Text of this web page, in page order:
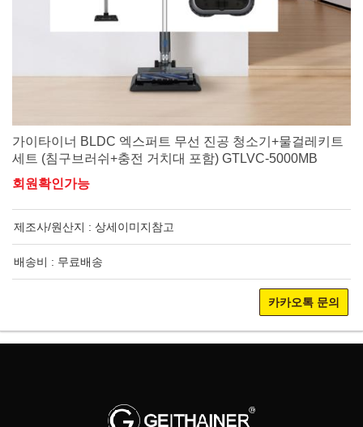
가이타이너 BLDC 엑스퍼트 무선 진공 청소기+물걸레키트
세트 (침구브러쉬+충전 거치대 포함) GTLVC-5000MB
회원확인가능
제조사/원산지 : 상세이미지참고
배송비 : 무료배송
카카오톡 문의